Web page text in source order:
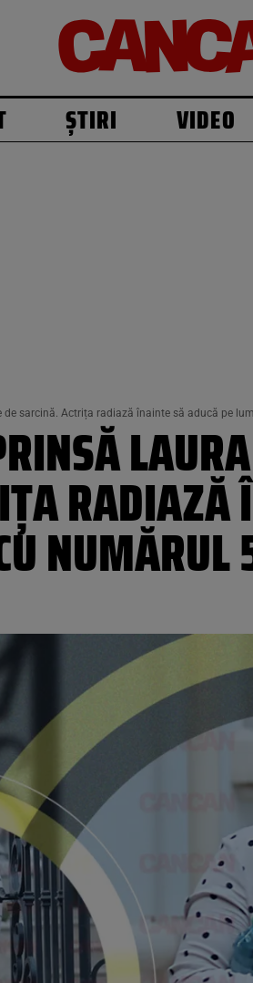
ȘTIRI VIDEO
sarcină. Actrița radiază înainte să aducă pe
RADIAZĂ
NUMĂRUL